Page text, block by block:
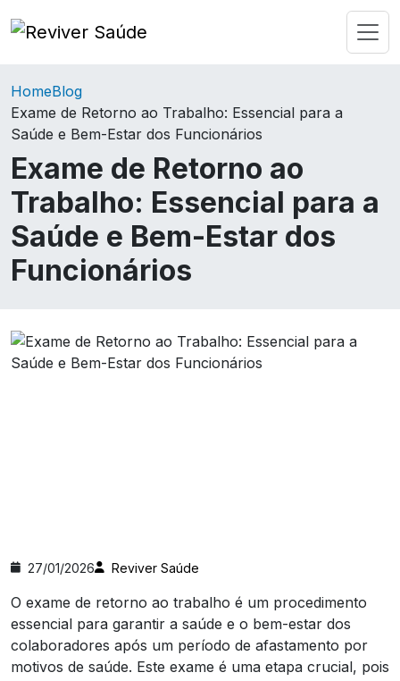
HomeBlog
Exame de Retorno ao Trabalho: Essencial para a
Saúde e Bem-Estar dos Funcionários
Exame de Retorno ao
Trabalho: Essencial para a
Saúde e Bem-Estar dos
Funcionários
27/01/2026 Reviver Saúde
O exame de retorno ao trabalho é um procedimento
essencial para garantir a saúde e o bem-estar dos
colaboradores após um período de afastamento por
motivos de saúde. Este exame é uma etapa crucial, pois